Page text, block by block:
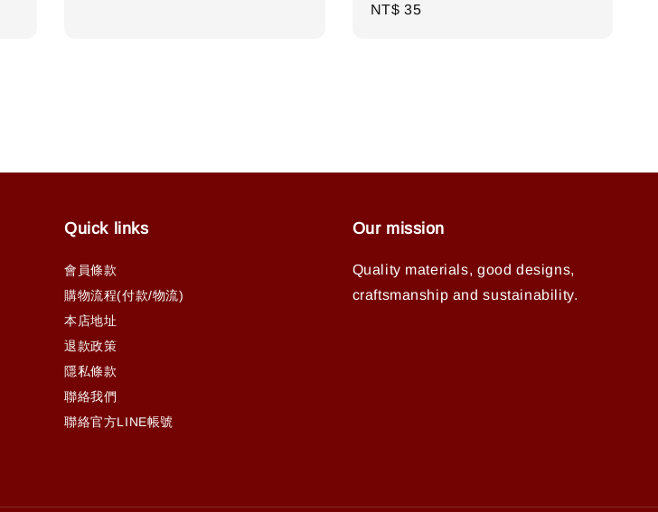
Regular
NT$ 35
Quick links
會員條款
購物流程(付款/物流)
本店地址
退款政策
隱私條款
聯絡我們
聯絡官方LINE帳號
Our mission
Quality materials, good designs,
craftsmanship and sustainability.